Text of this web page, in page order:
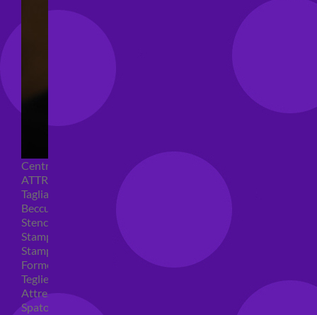
Centrini e Sacchetti Alimentari
ATTREZZI PER DOLCI
Tagliapasta
Beccucci e Sac à poche
Stencil per torte
Stampi ad espulsione
Stampi in silicone
Forme per cioccolato
Teglie per torte
Attrezzi cake design
Spatole ed accessori per decorare